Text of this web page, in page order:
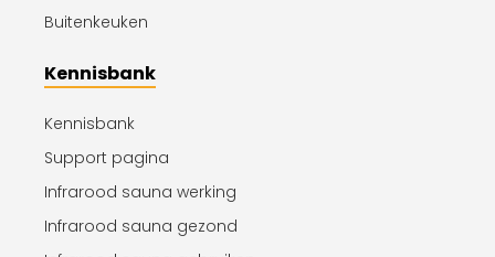
Buitenkeuken
Kennisbank
Kennisbank
Support pagina
Infrarood sauna werking
Infrarood sauna gezond